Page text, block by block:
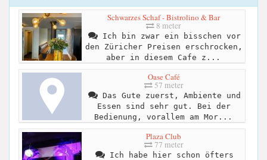
Schwarzes Schaf - Bistrolino & Bar
8 meter
Ich bin zwar ein bisschen vor
den Züricher Preisen erschrocken,
aber in diesem Cafe z...
Oase Café
57 meter
Das Gute zuerst, Ambiente und
Essen sind sehr gut. Bei der
Bedienung, vorallem am Mor...
Plaza Club
77 meter
Ich habe hier schon öfters